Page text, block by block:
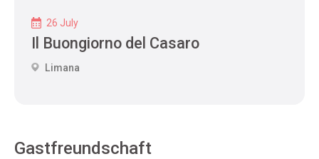
26 July
Il Buongiorno del Casaro
Limana
Gastfreundschaft